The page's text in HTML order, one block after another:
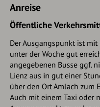
Steigbuch mit Bank trifft
„Masochist“.
Die Variante „Masochist“
auch der Notabstieg
sofort extrem
und Querungen im Grad D
der Felspassagen waren
mit dem Fallobstpfeiler
Querung folgt die
Anreise
Öffentliche
Der Ausgangspunkt ist
unter der Woche gut
angegebenen Busse ggf.
Lienz aus in gut einer
über den Ort Amlach zum
Auch mit einem Taxi oder